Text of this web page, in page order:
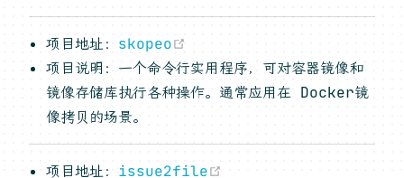
项目地址： skopeo
项目说明：一个命令行实用程序，可对容器镜像和
镜像存储库执行各种操作。通常应用在 Docker镜
像拷贝的场景。
项目地址： issue2file